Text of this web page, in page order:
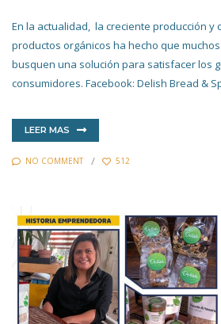
En la actualidad, la creciente producción y
productos orgánicos ha hecho que
busquen una solución para satisfacer los
consumidores. Facebook: Delish Bread &
LEER MAS
NO COMMENT 512